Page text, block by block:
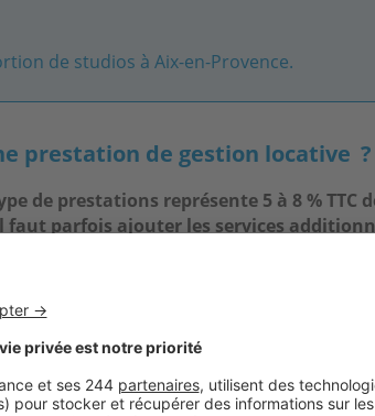
de studios à Aix-en-Provence.
prestation de gestion locative ?
de prestations représente 5 à 8 % TTC
faut parfois ajouter les services
qui représente environ 2,5 % des
85 % des propriétaires/bailleurs
l’assurance vacance locative qui représente
mais cette option n'est que très
est entièrement déductible des
beaucoup moins importante pour les
d’une sécurité non négligeables.